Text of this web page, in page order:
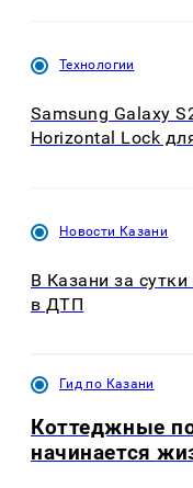
Технологии
Samsung Galaxy
Horizontal Lock
Новости Казани
В Казани за
в ДТП
Гид по Казани
Коттеджные
начинается